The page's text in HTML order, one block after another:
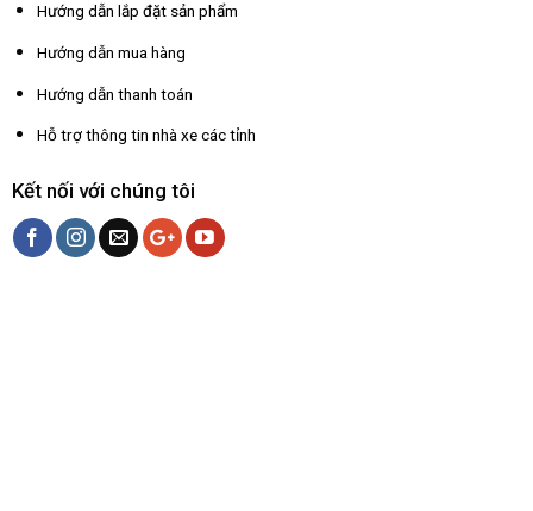
Hướng dẫn lắp đặt sản phẩm
Hướng dẫn mua hàng
Hướng dẫn thanh toán
Hỗ trợ thông tin nhà xe các tỉnh
Kết nối với chúng tôi